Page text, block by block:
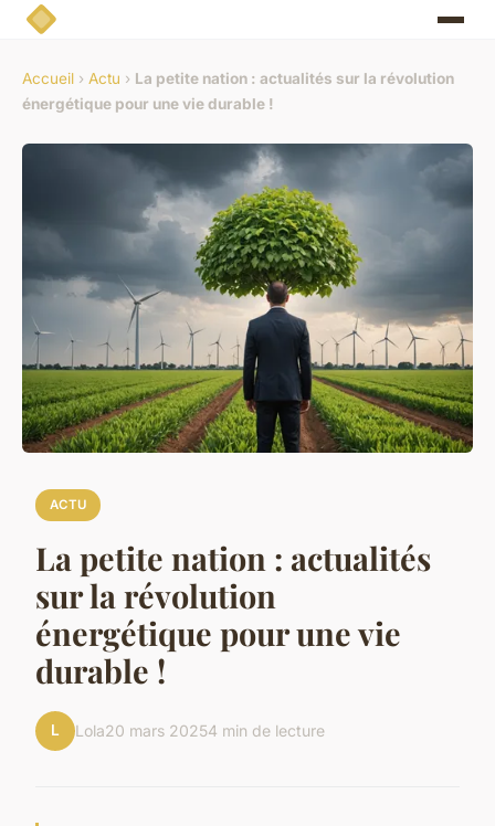
Accueil › Actu › La petite nation : actualités sur la révolution
énergétique pour une vie durable !
ACTU
La petite nation : actualités
sur la révolution
énergétique pour une vie
durable !
L Lola20 mars 20254 min de lecture